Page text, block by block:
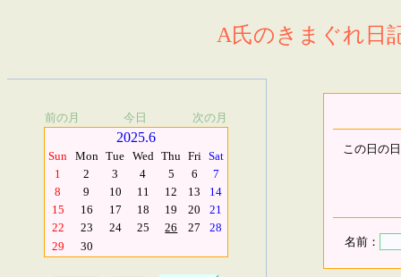
A氏のきまぐれ日
前の月 今日 次の月
2025.6
Sun Mon Tue Wed Thu Fri Sat
1
2 3 4 5 6
7
8
9 10 11 12 13
14
15
16 17 18 19 20
21
22
23 24 25 26 27
28
29
30
この日の
名前：